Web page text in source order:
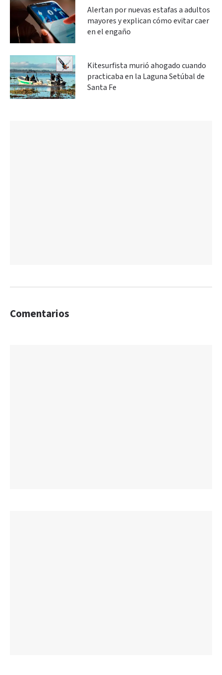
Alertan por nuevas estafas a adultos
mayores y explican cómo evitar caer
en el engaño
Kitesurfista murió ahogado cuando
practicaba en la Laguna Setúbal de
Santa Fe
Comentarios